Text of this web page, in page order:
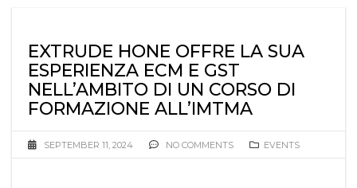
EXTRUDE HONE OFFRE LA SUA
ESPERIENZA ECM E GST
NELL’AMBITO DI UN CORSO DI
FORMAZIONE ALL’IMTMA
SEPTEMBER 11, 2024 NO COMMENTS EVENTS